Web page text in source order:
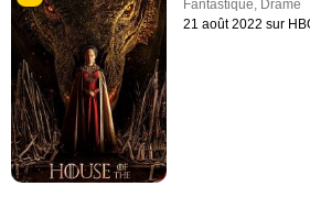
Fantastique, Drame
21 août 2022 sur